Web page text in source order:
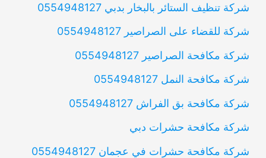
شركة تنظيف الستائر بالبخار بدبي 0554948127
شركة للقضاء على الصراصير 0554948127
شركة مكافحة الصراصير 0554948127
شركة مكافحة النمل 0554948127
شركة مكافحة بق الفراش 0554948127
شركة مكافحة حشرات دبي
شركة مكافحة حشرات في عجمان 0554948127